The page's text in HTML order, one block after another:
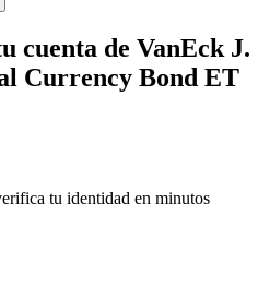
cuenta de VanEck J.
Currency Bond ET
tu identidad en minutos